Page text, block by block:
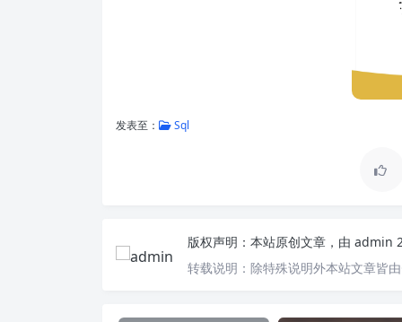
发表至： Sql
版权声明： 本站原创文章，由 admin
转载说明： 除特殊说明外本站文章皆